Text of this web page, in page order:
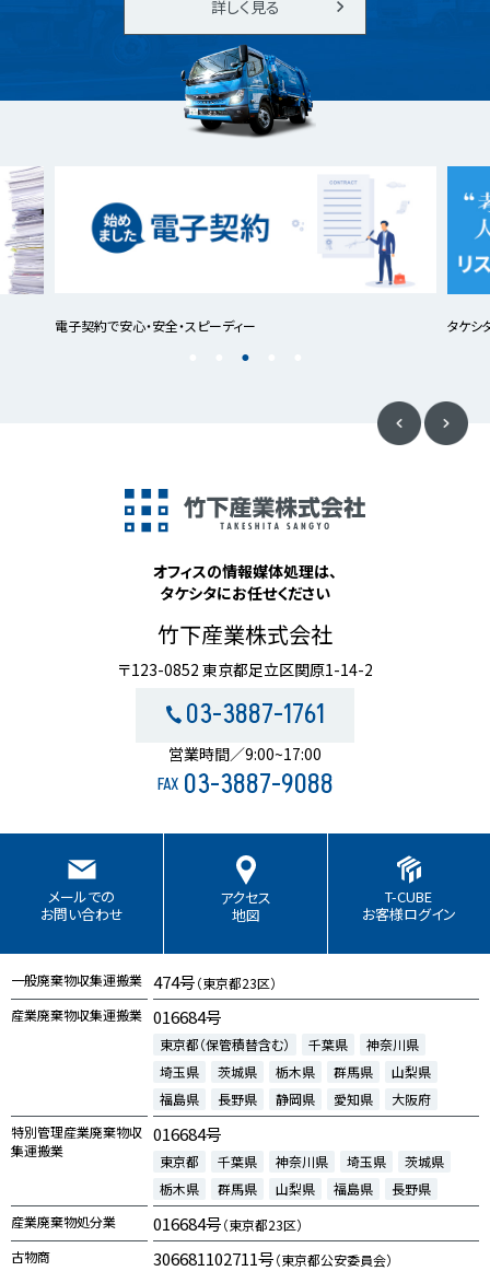
詳しく見る
電子契約で安心・安全・スピーディー タケシ
オフィスの情報媒体処理は、
タケシタにお任せください
竹下産業株式会社
〒123-0852 東京都足立区関原1-14-2
03-3887-1761
営業時間／9:00~17:00
FAX 03-3887-9088
メールでの
お問い合わせ
アクセス
地図
T-CUBE
お客様ログイン
一般廃棄物収集運搬業 474号（東京都23区）
産業廃棄物収集運搬業 016684号
東京都（保管積替含む） 千葉県
神奈川県
埼玉県
茨城県 栃木県 群馬県
山梨県
福島県
長野県 静岡県 愛知県
大阪府
特別管理産業廃棄物収
集運搬業
016684号
東京都 千葉県 神奈川県 埼玉県
茨城県
栃木県
群馬県 山梨県 福島県
長野県
産業廃棄物処分業
016684号（東京都23区）
古物商
306681102711号（東京都公安委員会）